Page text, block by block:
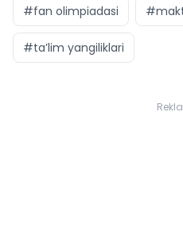
#fan olimpiadasi
#ta’lim yangiliklari